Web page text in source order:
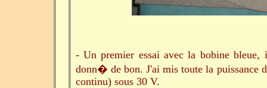
- Un premier essai avec la bobine
donn� de bon. J'ai mis toute la puissance
continu) sous 30 V.